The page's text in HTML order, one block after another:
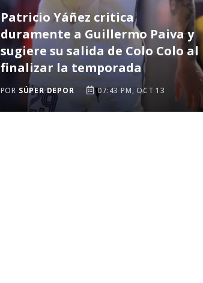
Patricio Yáñez critica
duramente a Guillermo Paiva y
sugiere su salida de Colo Colo al
finalizar la temporada
POR SÚPER DEPOR 07:43 PM, OCT 13